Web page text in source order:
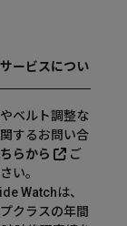
ービスについ
ベルト調整な
するお問い合
らから
ご
い。
Watchは、
クラスの年間